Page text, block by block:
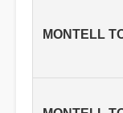
MONTELL